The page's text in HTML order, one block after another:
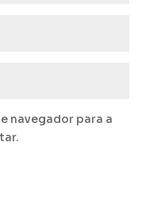
navegador para a